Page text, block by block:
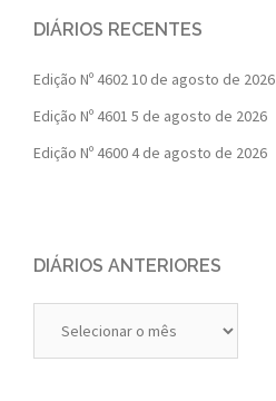
DIÁRIOS RECENTES
Edição Nº 460210 de agosto de 2026
Edição Nº 4601 5 de agosto de 2026
Edição Nº 4600 4 de agosto de 2026
DIÁRIOS ANTERIORES
Anteriores